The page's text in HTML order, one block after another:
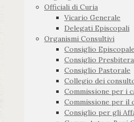
Officiali di Curia
Vicario Generale
Delegati Episcopali
Organismi Consultivi
Consiglio Episcopale
Consiglio
Consiglio Pastorale
Collegio dei
Commissione per i
Commissione per il
Consiglio per gli